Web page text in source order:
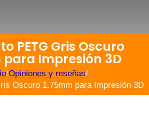
PETG Gris Oscuro
para Impresión 3D
/Opiniones y reseñas/
Oscuro 1.75mm para Impresión 3D